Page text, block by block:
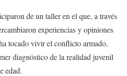
de un taller en el que, a través
experiencias y opiniones
tocado vivir el conflicto armado,
diagnóstico de la realidad juvenil
edad.